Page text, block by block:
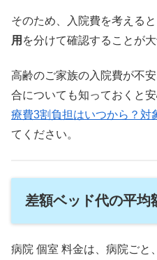
そのため、入院費を考えると
用 を分けて確認することが大
高齢のご家族の入院費が不
合についても知っておくと
療費3割負担はいつから？対
てください。
差額ベッド代の平均
病院 個室 料金は、病院ごと